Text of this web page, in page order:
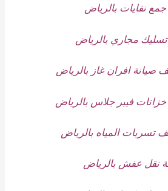
نفايات بالرياض
مجاري بالرياض
صيانة افران غاز بالرياض
فيبر جلاس بالرياض
المياه بالرياض
نقل عفش بالرياض